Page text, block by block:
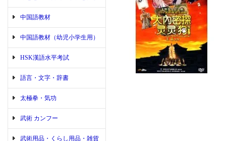
中国語教材
中国語教材（幼児小学生用）
HSK漢語水平考試
語言・文字・辞書
太極拳・気功
武術 カンフー
武術用品・くらし用品・雑貨